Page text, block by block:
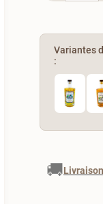
Variantes
:
🚚